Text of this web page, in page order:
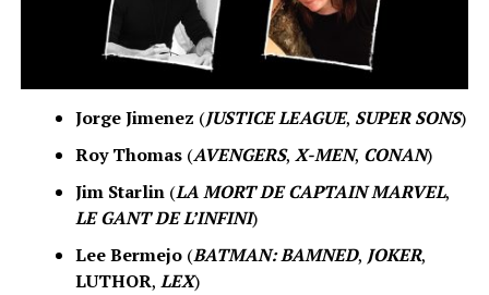
Jorge Jimenez (JUSTICE LEAGUE, SUPER SONS)
Roy Thomas(AVENGERS, X-MEN, CONAN)
Jim Starlin(LA MORT DE CAPTAIN MARVEL,
LE GANT DE L’INFINI)
Lee Bermejo(BATMAN: BAMNED, JOKER,
LUTHOR, LEX)